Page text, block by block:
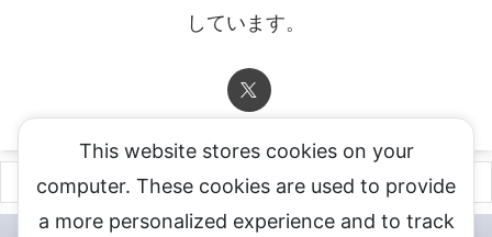
しています。
This website stores cookies on your
computer. These cookies are used to provide
a more personalized experience and to track